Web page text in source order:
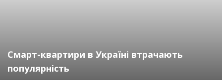
Смарт-квартири в Україні втрачають
популярність